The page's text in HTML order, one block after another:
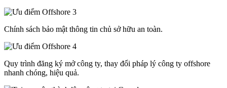
Chính sách bảo mật thông tin chủ sở hữu an toàn.
Quy trình đăng ký mở công ty, thay đổi pháp lý công ty offshore
nhanh chóng, hiệu quả.